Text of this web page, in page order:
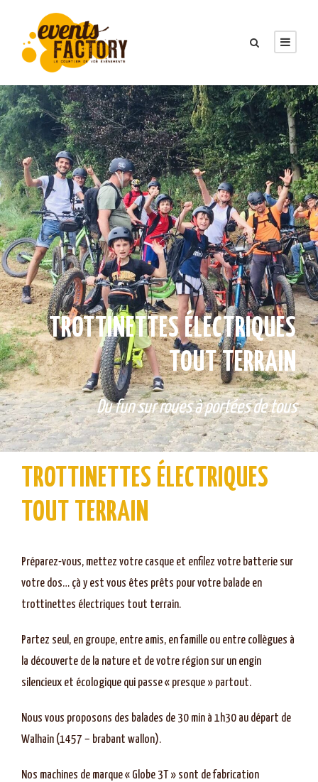
TROTTINETTES ÉLECTRIQUES
TOUT TERRAIN
Du fun sur roues à portées de tous
TROTTINETTES ÉLECTRIQUES
TOUT TERRAIN
Préparez-vous, mettez votre casque et enfilez votre batterie sur
votre dos… çà y est vous êtes prêts pour votre balade en
trottinettes électriques tout terrain.
Partez seul, en groupe, entre amis, en famille ou entre collègues à
la découverte de la nature et de votre région sur un engin
silencieux et écologique qui passe « presque » partout.
Nous vous proposons des balades de 30 min à 1h30 au départ de
Walhain (1457 – brabant wallon).
Nos machines de marque « Globe 3T » sont de fabrication